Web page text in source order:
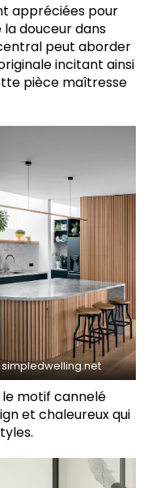
appréciées pour
douceur dans
peut aborder
incitant ainsi
pièce maîtresse
simpledwelling.net
le motif cannelé
et chaleureux qui